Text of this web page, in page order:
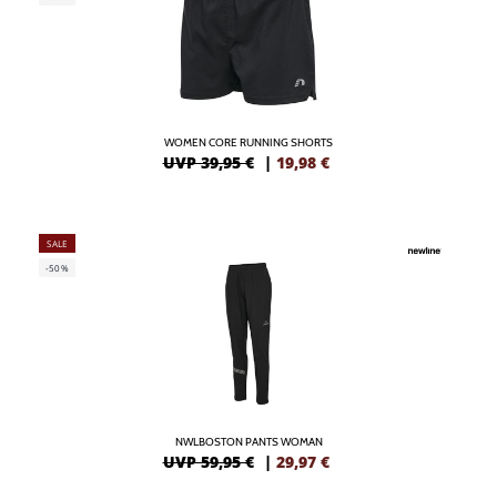
WOMEN CORE RUNNING SHORTS
UVP 39,95 € | 19,98 €
SALE
-50%
NWLBOSTON PANTS WOMAN
UVP 59,95 € | 29,97 €